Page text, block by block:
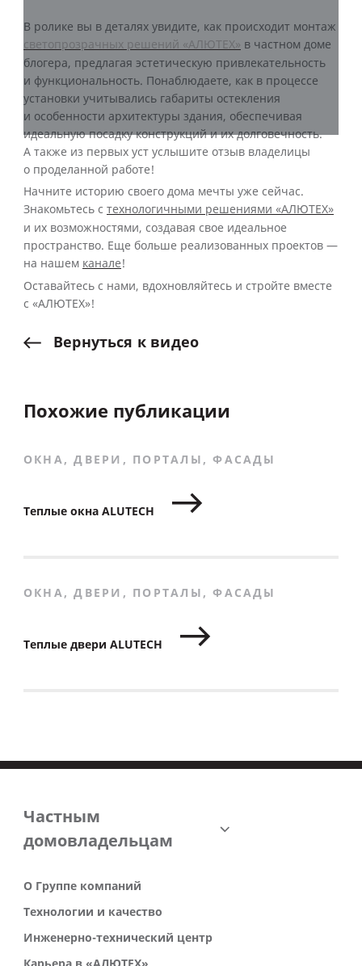
В ролике вы в деталях увидите, как происходит монтаж
светопрозрачных решений «АЛЮТЕХ» в частном доме
блогера, предлагая эстетическую привлекательность
и функциональность. Понаблюдаете, как в процессе
установки учитывались габариты остекления
и особенности архитектуры здания, обеспечивая
идеальную посадку конструкций и их долговечность.
А также из первых уст услышите отзыв владелицы
о проделанной работе!
Начните историю своего дома мечты уже сейчас.
Знакомьтесь с технологичными решениями «АЛЮТЕХ»
и их возможностями, создавая свое идеальное
пространство. Еще больше реализованных проектов —
на нашем канале!
Оставайтесь с нами, вдохновляйтесь и стройте вместе
с «АЛЮТЕХ»!
Вернуться к видео
Похожие публикации
ОКНА, ДВЕРИ, ПОРТАЛЫ, ФАСАДЫ
Теплые окна ALUTECH
ОКНА, ДВЕРИ, ПОРТАЛЫ, ФАСАДЫ
Теплые двери ALUTECH
Частным
домовладельцам
О Группе компаний
Технологии и качество
Инженерно-технический центр